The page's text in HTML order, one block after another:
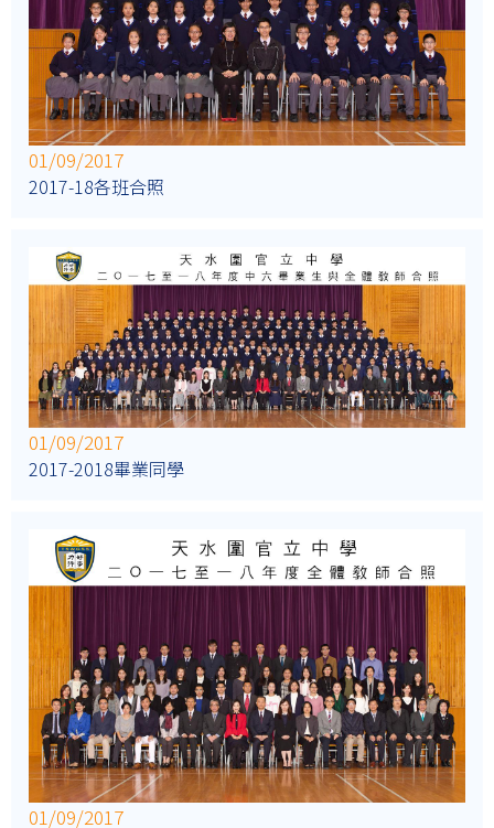
01/09/2017
2017-18各班合照
01/09/2017
2017-2018畢業同學
01/09/2017